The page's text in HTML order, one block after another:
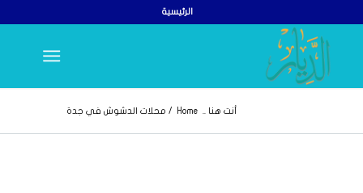
الرئيسية
أنت هنا .. Home
/ محلات الدشوش في جدة